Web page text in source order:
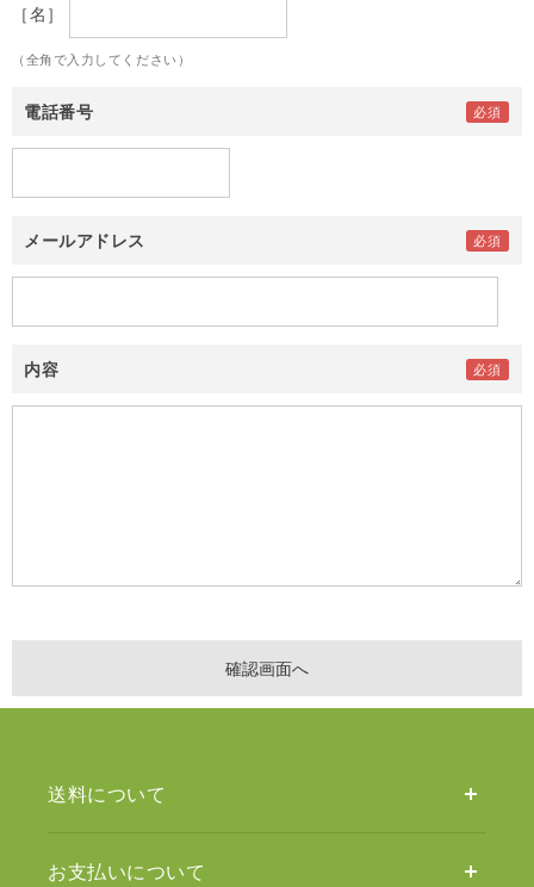
［名］
（全角で入力してください）
電話番号
メールアドレス
内容
送料について
お支払いについて